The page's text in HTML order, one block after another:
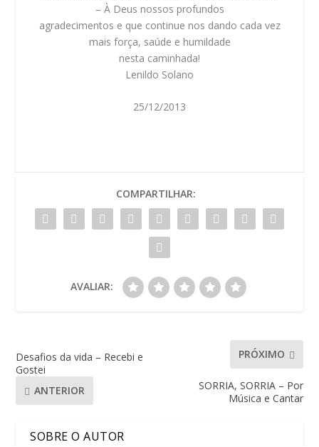
– À Deus nossos profundos
agradecimentos e que continue nos dando cada vez
mais força, saúde e humildade
nesta caminhada!
Lenildo Solano
25/12/2013
COMPARTILHAR:
AVALIAR:
Desafios da vida – Recebi e
Gostei
ANTERIOR
PRÓXIMO
SORRIA, SORRIA – Por
Música e Cantar
SOBRE O AUTOR